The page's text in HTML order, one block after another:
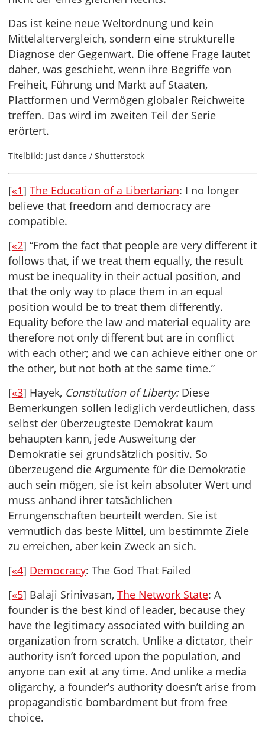
Das ist keine neue Weltordnung und kein
Mittelaltervergleich, sondern eine strukturelle
Diagnose der Gegenwart. Die offene Frage lautet
daher, was geschieht, wenn ihre Begriffe von
Freiheit, Führung und Markt auf Staaten,
Plattformen und Vermögen globaler Reichweite
treffen. Das wird im zweiten Teil der Serie
erörtert.
Titelbild: Just dance / Shutterstock
[«1] The Education of a Libertarian: I no longer
believe that freedom and democracy are
compatible.
[«2] “From the fact that people are very different it
follows that, if we treat them equally, the result
must be inequality in their actual position, and
that the only way to place them in an equal
position would be to treat them differently.
Equality before the law and material equality are
therefore not only different but are in conflict
with each other; and we can achieve either one or
the other, but not both at the same time.”
[«3] Hayek, Constitution of Liberty:Diese
Bemerkungen sollen lediglich verdeutlichen, dass
selbst der überzeugteste Demokrat kaum
behaupten kann, jede Ausweitung der
Demokratie sei grundsätzlich positiv. So
überzeugend die Argumente für die Demokratie
auch sein mögen, sie ist kein absoluter Wert und
muss anhand ihrer tatsächlichen
Errungenschaften beurteilt werden. Sie ist
vermutlich das beste Mittel, um bestimmte Ziele
zu erreichen, aber kein Zweck an sich.
[«4] Democracy: The God That Failed
[«5] Balaji Srinivasan, The Network State: A
founder is the best kind of leader, because they
have the legitimacy associated with building an
organization from scratch. Unlike a dictator, their
authority isn’t forced upon the population, and
anyone can exit at any time. And unlike a media
oligarchy, a founder’s authority doesn’t arise from
propagandistic bombardment but from free
choice.